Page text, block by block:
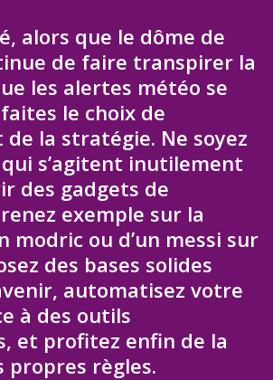
alors que le dôme de
de faire transpirer la
les alertes météo se
le choix de
de la stratégie. Ne soyez
s’agitent inutilement
des gadgets de
exemple sur la
modric ou d’un messi sur
des bases solides
automatisez votre
à des outils
et profitez enfin de la
propres règles.